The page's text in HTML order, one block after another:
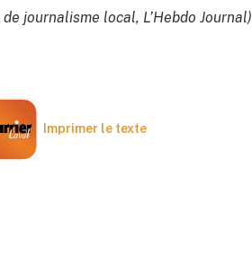
journalisme local, L’Hebdo Journal)
Imprimer le texte